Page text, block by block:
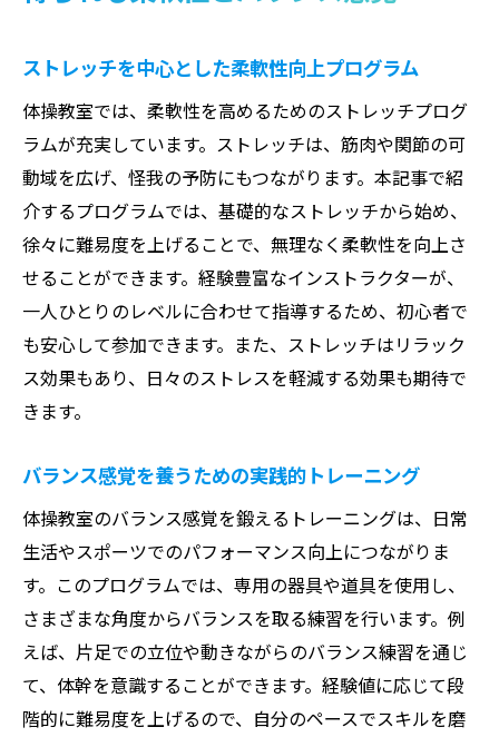
長期的な成長を目指すプログラムの紹介
ストレッチを中心とした柔軟性向上プログラム
体操教室では、柔軟性を高めるためのストレッチプログ
ラムが充実しています。ストレッチは、筋肉や関節の可
動域を広げ、怪我の予防にもつながります。本記事で紹
介するプログラムでは、基礎的なストレッチから始め、
徐々に難易度を上げることで、無理なく柔軟性を向上さ
せることができます。経験豊富なインストラクターが、
一人ひとりのレベルに合わせて指導するため、初心者で
も安心して参加できます。また、ストレッチはリラック
ス効果もあり、日々のストレスを軽減する効果も期待で
きます。
バランス感覚を養うための実践的トレーニング
体操教室のバランス感覚を鍛えるトレーニングは、日常
生活やスポーツでのパフォーマンス向上につながりま
す。このプログラムでは、専用の器具や道具を使用し、
さまざまな角度からバランスを取る練習を行います。例
えば、片足での立位や動きながらのバランス練習を通じ
て、体幹を意識することができます。経験値に応じて段
階的に難易度を上げるので、自分のペースでスキルを磨